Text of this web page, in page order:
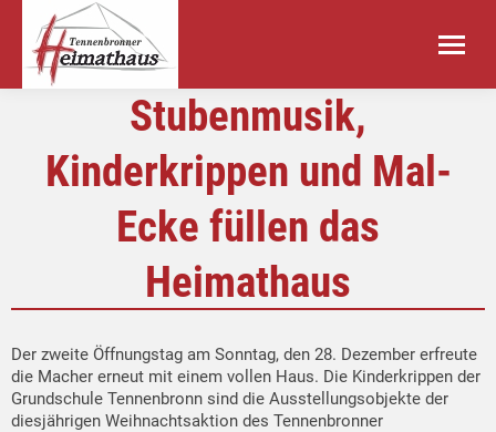
Stubenmusik,
Kinderkrippen und Mal-
Ecke füllen das
Heimathaus
Der zweite Öffnungstag am Sonntag, den 28. Dezember erfreute
die Macher erneut mit einem vollen Haus. Die Kinderkrippen der
Grundschule Tennenbronn sind die Ausstellungsobjekte der
diesjährigen Weihnachtsaktion des Tennenbronner